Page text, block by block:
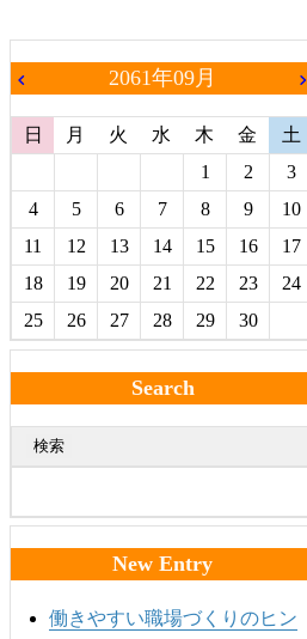
chevron_left 2061年09月 chevron_right
日 月 火 水 木 金
土
1
2
3
4
5 6 7 8 9
10
11
12 13 14 15 16
17
18
19 20 21 22 23
24
25
26 27 28 29 30
Search
検索
New Entry
働きやすい職場づくりのヒン